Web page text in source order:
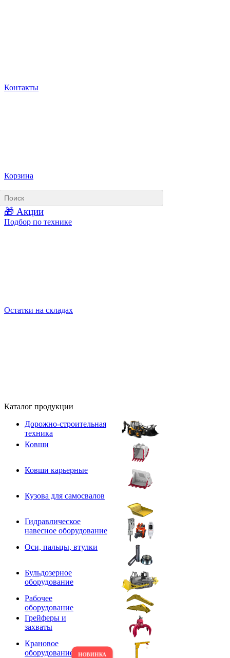
Контакты
Корзина
🎁 Акции
Подбор по технике
Остатки на складах
Каталог продукции
Дорожно-строительная
техника
Ковши
Ковши карьерные
Кузова для самосвалов
Гидравлическое
навесное оборудование
Оси, пальцы, втулки
Бульдозерное
оборудование
Рабочее
оборудование
Грейферы и
захваты
Крановое
оборудование